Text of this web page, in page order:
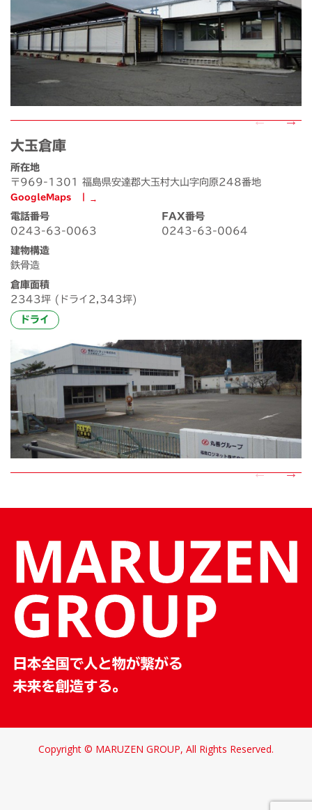
大玉倉庫
所在地
〒969-1301 福島県安達郡大玉村大山字向原248番地
GoogleMaps ┃
電話番号
0243-63-0063
FAX番号
0243-63-0064
建物構造
鉄骨造
倉庫面積
2343坪 (ドライ2,343坪)
ドライ
Copyright © MARUZEN GROUP, All Rights Reserved.